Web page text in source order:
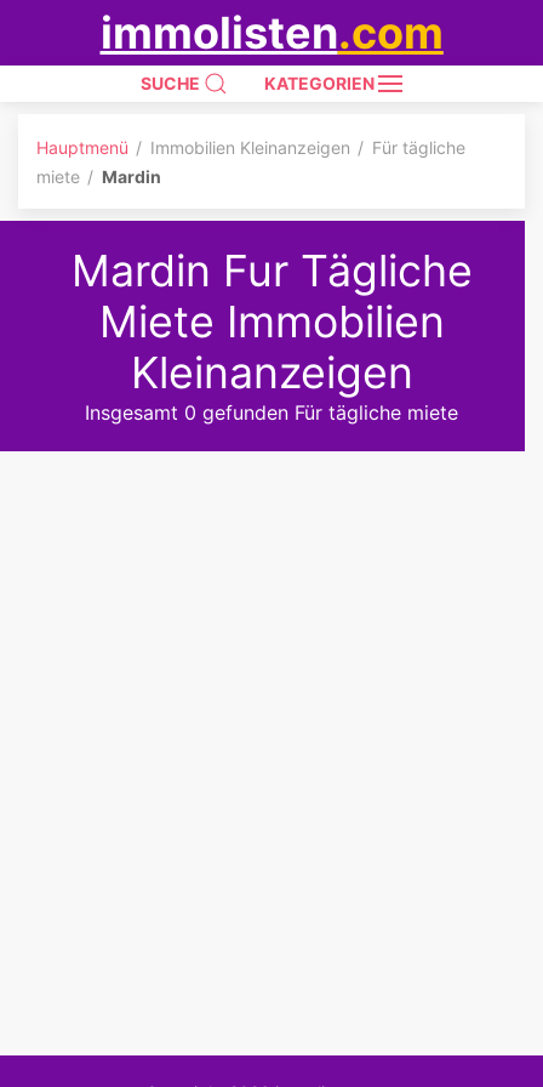
immolisten.com
SUCHE KATEGORIEN
Hauptmenü Immobilien Kleinanzeigen
Für tägliche
miete
Mardin
Mardin Fur Tägliche
Miete Immobilien
Kleinanzeigen
Insgesamt 0 gefunden Für tägliche miete